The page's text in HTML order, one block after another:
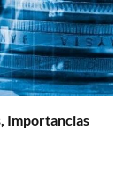
Importancias